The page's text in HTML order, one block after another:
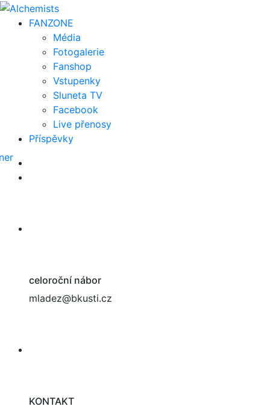
FANZONE
Média
Fotogalerie
Fanshop
Vstupenky
Sluneta TV
Facebook
Live přenosy
Příspěvky
celoroční nábor
mladez@bkusti.cz
KONTAKT